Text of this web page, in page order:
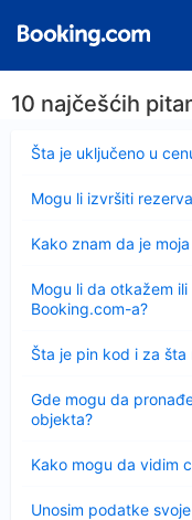
10 najčešćih
Šta je uključeno u
Sažeto
Mogu li izvršiti
Kako znam da je
Mogu li da otkažem
Booking.com-a?
Šta je pin kod i za šta
Sažeto
Gde mogu da
objekta?
Kako mogu da vidim
Unosim podatke